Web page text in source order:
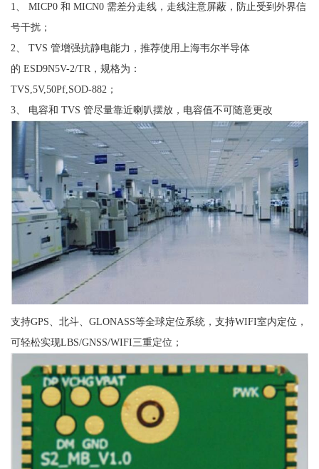
1、 MICP0 和 MICN0 需差分走线，走线注意屏蔽，防止受到外界信
号干扰；
2、 TVS 管增强抗静电能力，推荐使用上海韦尔半导体
的 ESD9N5V-2/TR，规格为：
TVS,5V,50Pf,SOD-882；
3、 电容和 TVS 管尽量靠近喇叭摆放，电容值不可随意更改
支持GPS、北斗、GLONASS等全球定位系统，支持WIFI室内定位，
可轻松实现LBS/GNSS/WIFI三重定位；